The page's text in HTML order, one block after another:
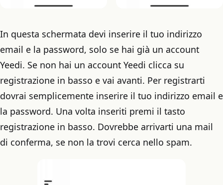
In questa schermata devi inserire il tuo indirizzo
email e la password, solo se hai già un account
Yeedi. Se non hai un account Yeedi clicca su
registrazione in basso e vai avanti. Per registrarti
dovrai semplicemente inserire il tuo indirizzo email e
la password. Una volta inseriti premi il tasto
registrazione in basso. Dovrebbe arrivarti una mail
di conferma, se non la trovi cerca nello spam.